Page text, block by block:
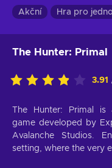
Akční Hra pro
The Hunter: Primal
3.91
The Hunter: Primal is
game developed by
Avalanche Studios.
setting, where the very